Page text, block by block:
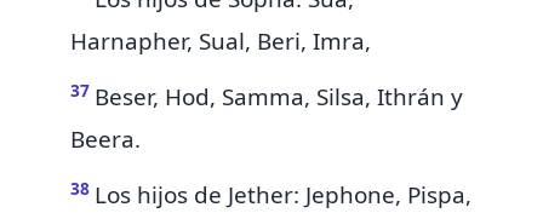
Harnapher, Sual, Beri, Imra,
37 Beser, Hod, Samma, Silsa, Ithrán y
Beera.
38 Los hijos de Jether: Jephone, Pispa,